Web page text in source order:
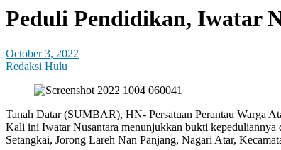
Peduli Pendidikan, Iwatar
October 3, 2022
Redaksi Hulu
Tanah Datar (SUMBAR), HN- Persatuan Perantau Warga
Kali ini Iwatar Nusantara menunjukkan bukti kepeduliannya
Setangkai, Jorong Lareh Nan Panjang, Nagari Atar,